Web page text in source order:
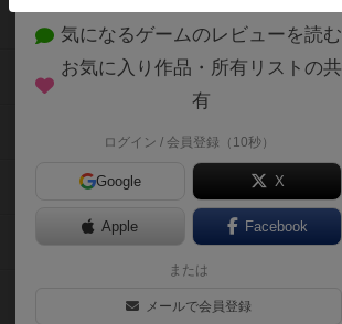
気になるゲームのレビューを読む
お気に入り作品・所有リストの共
有
ログイン / 会員登録（10秒）
Google X
Apple Facebook
または
メールで会員登録
ボードゲーム会情報
メカニクス特集
掲示板・トピックス
ボドとも・会員一覧
ボードゲーム業界コラム
ボドゲーマご利用案内